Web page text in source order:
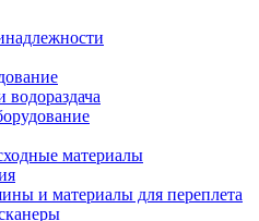
водораздача
материалы
и материалы для переплета